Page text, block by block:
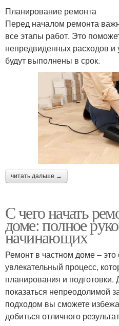
Планирование ремонта
Перед началом ремонта
все этапы работ. Это
непредвиденных расходов и
будут выполнены в срок.
читать дальше →
С чего начать
доме: полное
начинающих
Ремонт в частном доме –
увлекательный процесс,
планирования и
показаться непреодолимой
подходом вы сможете
добиться отличного